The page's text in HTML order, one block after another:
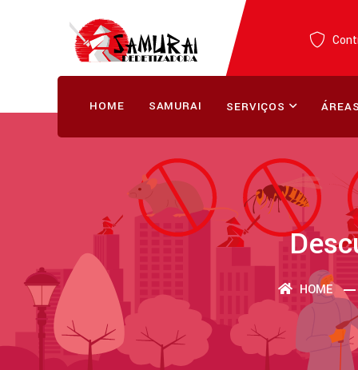
HOME SAMURAI SERVIÇOS
HOME